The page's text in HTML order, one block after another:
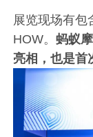
展览现场有包
HOW。蚂蚁
亮相，也是首